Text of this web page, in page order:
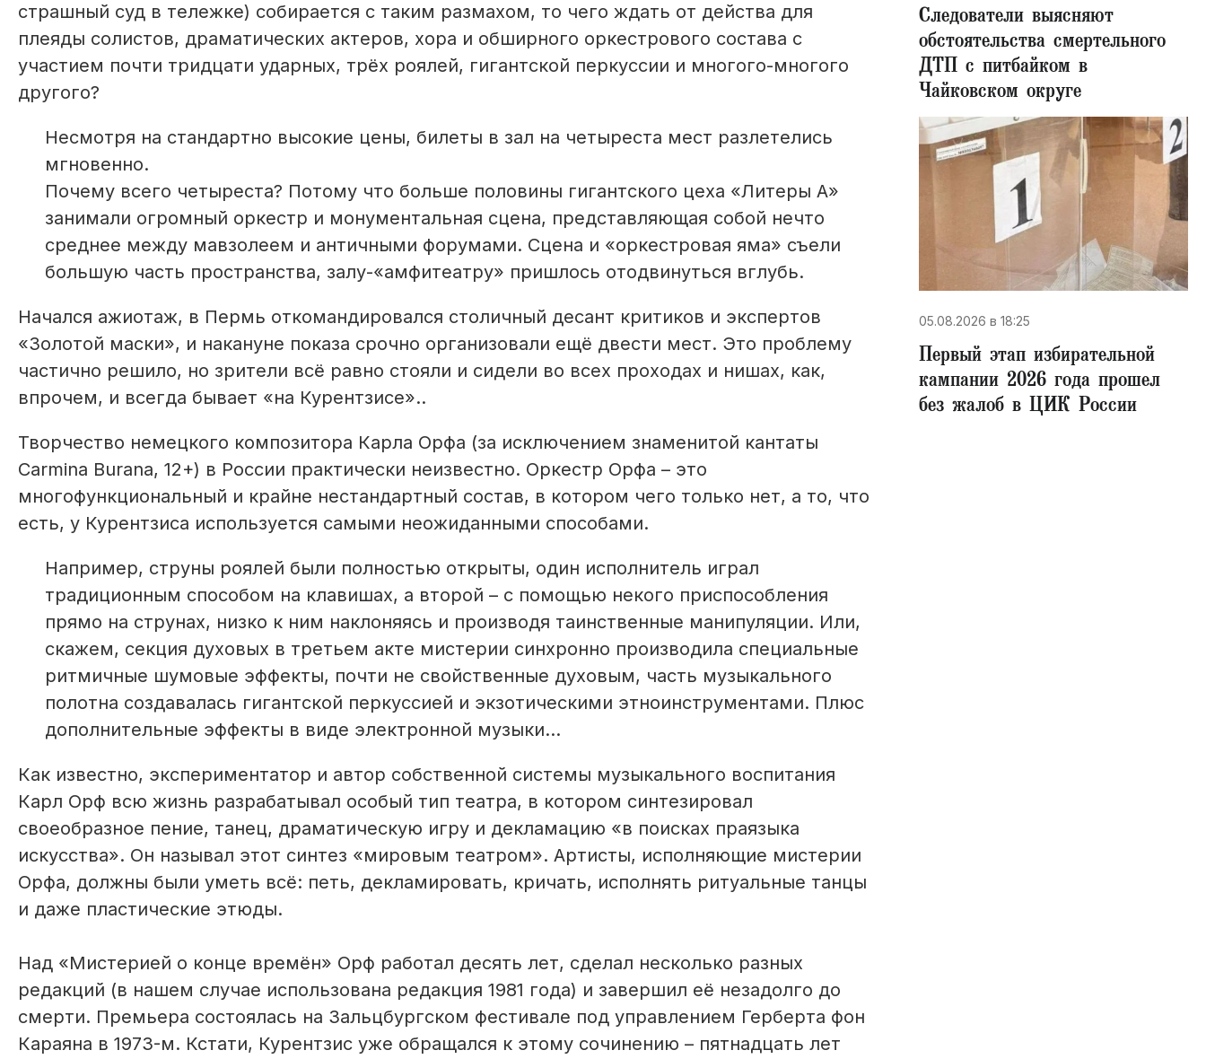
страшный суд в тележке) собирается с таким размахом, то чего ждать от действа для
плеяды солистов, драматических актеров, хора и обширного оркестрового состава с
участием почти тридцати ударных, трёх роялей, гигантской перкуссии и многого-многого
другого?
Несмотря на стандартно высокие цены, билеты в зал на четыреста мест разлетелись
мгновенно.
Почему всего четыреста? Потому что больше половины гигантского цеха «Литеры А»
занимали огромный оркестр и монументальная сцена, представляющая собой нечто
среднее между мавзолеем и античными форумами. Сцена и «оркестровая яма» съели
большую часть пространства, залу-«амфитеатру» пришлось отодвинуться вглубь.
Начался ажиотаж, в Пермь откомандировался столичный десант критиков и экспертов
«Золотой маски», и накануне показа срочно организовали ещё двести мест. Это проблему
частично решило, но зрители всё равно стояли и сидели во всех проходах и нишах, как,
впрочем, и всегда бывает «на Курентзисе»..
Творчество немецкого композитора Карла Орфа (за исключением знаменитой кантаты
Carmina Burana, 12+) в России практически неизвестно. Оркестр Орфа – это
многофункциональный и крайне нестандартный состав, в котором чего только нет, а то, что
есть, у Курентзиса используется самыми неожиданными способами.
Например, струны роялей были полностью открыты, один исполнитель играл
традиционным способом на клавишах, а второй – с помощью некого приспособления
прямо на струнах, низко к ним наклоняясь и производя таинственные манипуляции. Или,
скажем, секция духовых в третьем акте мистерии синхронно производила специальные
ритмичные шумовые эффекты, почти не свойственные духовым, часть музыкального
полотна создавалась гигантской перкуссией и экзотическими этноинструментами. Плюс
дополнительные эффекты в виде электронной музыки...
Как известно, экспериментатор и автор собственной системы музыкального воспитания
Карл Орф всю жизнь разрабатывал особый тип театра, в котором синтезировал
своеобразное пение, танец, драматическую игру и декламацию «в поисках праязыка
искусства». Он называл этот синтез «мировым театром». Артисты, исполняющие мистерии
Орфа, должны были уметь всё: петь, декламировать, кричать, исполнять ритуальные танцы
и даже пластические этюды.
Над «Мистерией о конце времён» Орф работал десять лет, сделал несколько разных
редакций (в нашем случае использована редакция 1981 года) и завершил её незадолго до
смерти. Премьера состоялась на Зальцбургском фестивале под управлением Герберта фон
Караяна в 1973-м. Кстати, Курентзис уже обращался к этому сочинению – пятнадцать лет
Следователи выясняют
обстоятельства смертельного
ДТП с питбайком в
Чайковском округе
05.08.2026 в 18:25
Первый этап избирательной
кампании 2026 года прошел
без жалоб в ЦИК России